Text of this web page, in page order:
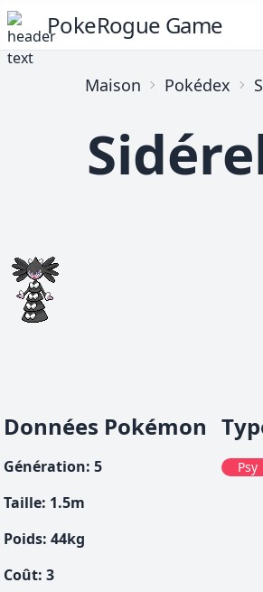
PokeRogue Game
Maison Pokédex
Données Pokémon
Génération: 5
Taille: 1.5m
Poids: 44kg
Coût: 3
Psy